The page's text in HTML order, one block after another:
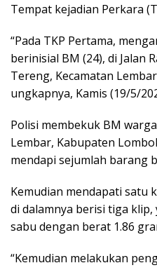
Tempat kejadian Perkara
“Pada TKP Pertama,
berinisial BM (24), di Jalan
Tereng, Kecamatan
ungkapnya, Kamis (19/5/
Polisi membekuk BM
Lembar, Kabupaten
mendapi sejumlah barang
Kemudian mendapati satu
di dalamnya berisi tiga
sabu dengan berat 1.86
“Kemudian melakukan